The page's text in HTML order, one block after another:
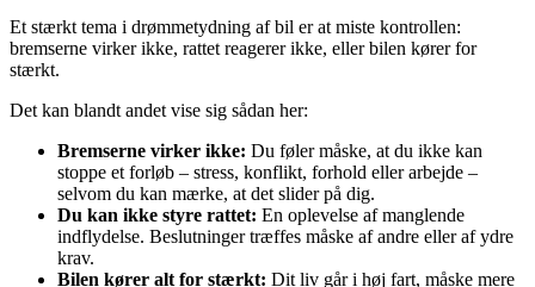
Et stærkt tema i drømmetydning af bil er at miste kontrollen:
bremserne virker ikke, rattet reagerer ikke, eller bilen kører for
stærkt.
Det kan blandt andet vise sig sådan her:
Bremserne virker ikke: Du føler måske, at du ikke kan
stoppe et forløb – stress, konflikt, forhold eller arbejde –
selvom du kan mærke, at det slider på dig.
Du kan ikke styre rattet: En oplevelse af manglende
indflydelse. Beslutninger træffes måske af andre eller af ydre
krav.
Bilen kører alt for stærkt: Dit liv går i høj fart, måske mere